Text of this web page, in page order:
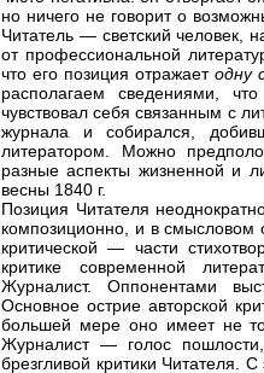
но ничего не говорит о
Читатель — светский человек,
от профессиональной
что его позиция отражает одну
располагаем сведениями,
чувствовал себя связанным с
журнала и собирался,
литератором. Можно
разные аспекты жизненной и
весны 1840 г.
Позиция Читателя
композиционно, и в смысловом
критической — части
критике современной
Журналист. Оппонентами
Основное острие авторской
большей мере оно имеет не
Журналист — голос
брезгливой критики Читателя.